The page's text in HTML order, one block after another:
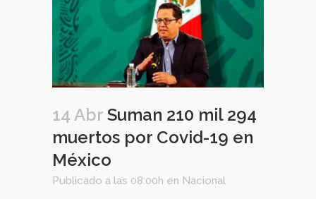
14 Abr Suman 210 mil 294
muertos por Covid-19 en
México
Publicado a las 08:00h en Nacional